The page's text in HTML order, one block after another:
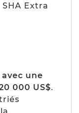
Extra
une
000 US$.